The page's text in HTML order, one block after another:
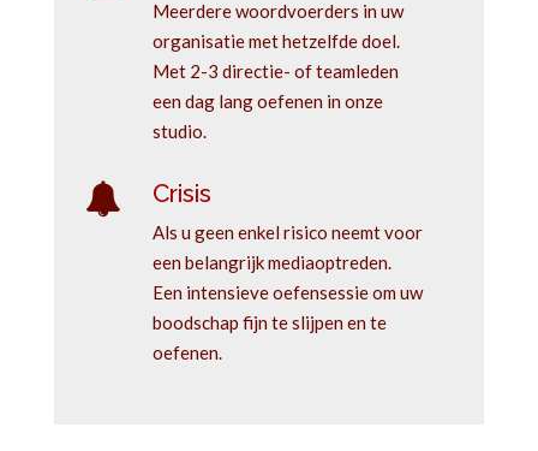
Meerdere woordvoerders in uw
organisatie met hetzelfde doel.
Met 2-3 directie- of teamleden
een dag lang oefenen in onze
studio.
Crisis
Als u geen enkel risico neemt voor
een belangrijk mediaoptreden.
Een intensieve oefensessie om uw
boodschap fijn te slijpen en te
oefenen.